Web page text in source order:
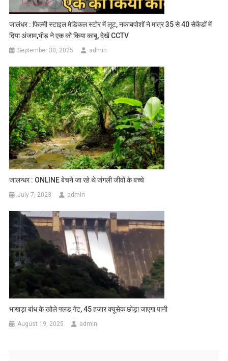
जालंधर : फिल्मी स्टाइल मेडिकल स्टोर में लूट, नकाबपोशों ने मात्र 35 से 40 सेकेंडों में
दिया अंजाम,भीड़ ने एक को किया काबू, देखें CCTV
September 30, 2025 admin
जालन्धर : ONLINE बेचने जा रहे थे जंगली जीवों के बच्चे
July 7, 2023 admin
भाखड़ा बांध के खोले फ्लड गेट, 45 हजार क्यूसेक छोड़ा जाएगा पानी
August 19, 2025 admin